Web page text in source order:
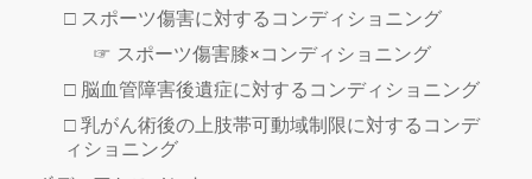
□ スポーツ傷害に対するコンディショニング
☞ スポーツ傷害膝×コンディショニング
□ 脳血管障害後遺症に対するコンディショニング
□ 乳がん術後の上肢帯可動域制限に対するコンデ
ィショニング